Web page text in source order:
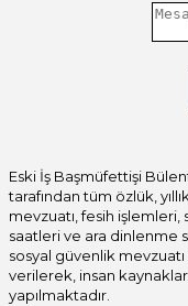
Eski İş Başmüfettişi
tarafından tüm özlük,
mevzuatı, fesih işlemleri,
saatleri ve ara dinlenme
sosyal güvenlik
verilerek, insan
yapılmaktadır.